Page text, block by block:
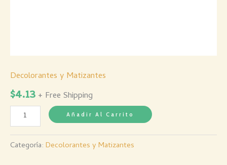
Decolorantes y Matizantes
$4.13 + Free Shipping
Añadir Al Carrito
Categoría: Decolorantes y Matizantes